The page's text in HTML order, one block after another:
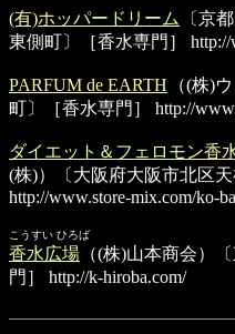
(有)ホッパードリーム
〔京
東側町〕［香水専門］
http://
PARFUM de EARTH
（(株)
町〕［香水専門］
http://
ダイエット＆フェロモン香
(株)）〔大阪府大阪市北区天
http://www.store-mix.com/ko-
こうすい ひろば
香水広場 （(株)山本商会）
門］
http://k-hiroba.com/